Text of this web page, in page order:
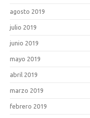
agosto 2019
julio 2019
junio 2019
mayo 2019
abril 2019
marzo 2019
febrero 2019